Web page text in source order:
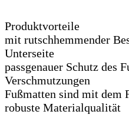
Produktvorteile
mit rutschhemmender
Unterseite
passgenauer Schutz des
Verschmutzungen
Fußmatten sind mit dem
robuste Materialqualität